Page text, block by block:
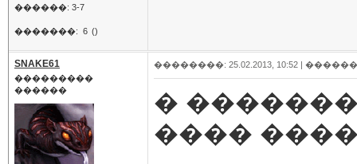
������: 3-7
�������: 6 ()
SNAKE61
���������
������
��������: 25.02.2013, 10:52 |
�
����